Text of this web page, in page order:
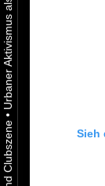
•
Sieh